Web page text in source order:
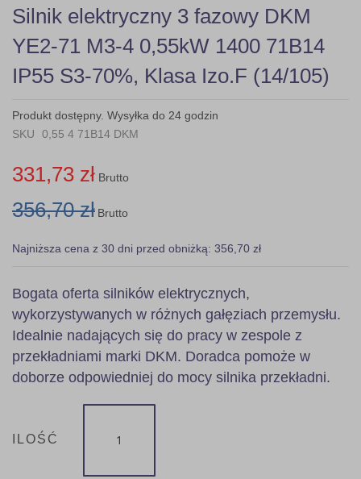
Skip
to
the
beginning
of
the
gallery
Silnik elektryczny 3 fazowy DKM
YE2-71 M3-4 0,55kW 1400 71B14
IP55 S3-70%, Klasa Izo.F (14/105)
Produkt dostępny. Wysyłka do 24 godzin
SKU
0,55 4 71B14 DKM
331,73 zł Brutto
356,70 zł Brutto
Najniższa cena z 30 dni przed obniżką: 356,70 zł
Bogata oferta silników elektrycznych,
wykorzystywanych w różnych gałęziach przemysłu.
Idealnie nadających się do pracy w zespole z
przekładniami marki DKM. Doradca pomoże w
doborze odpowiedniej do mocy silnika przekładni.
ILOŚĆ